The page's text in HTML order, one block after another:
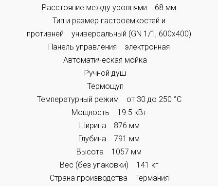
Расстояние между уровнями 68 мм
Тип и размер гастроемкостей и
противней универсальный (GN 1/1, 600x400)
Панель управления электронная
Автоматическая мойка
Ручной душ
Термощуп
Температурный режим от 30 до 250 °С
Мощность 19.5 кВт
Ширина 876 мм
Глубина 791 мм
Высота 1057 мм
Вес (без упаковки) 141 кг
Страна производства Германия